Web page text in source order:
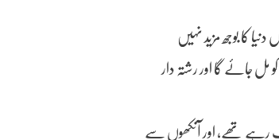
کا بوجھ مزید نہیں
مل جائے گا اور رشتہ دار
رہے تھے، اور آنکھوں سے